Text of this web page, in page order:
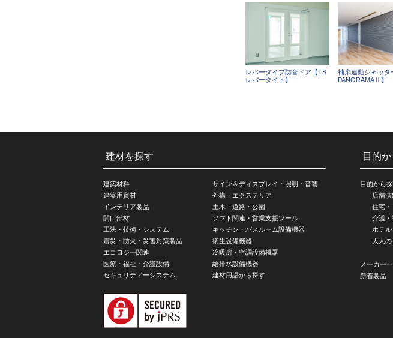
レバータイプ防音ドア【TS
レバータイト】
袖扉連動シャッタ
PANORAMAⅡ】
建材を探す
建築材料
建築用資材
インテリア製品
開口部材
工法・技術・システム
震災・防火・災害対策製品
エコロジー関連
医療・福祉・介護設備
セキュリティーシステム
サイン＆ディスプレイ・照明・音響
外構・エクステリア
土木・道路・公園
ソフト関連・営業支援ツール
キッチン・バスルーム設備機器
衛生設備機器
冷暖房・空調設備機器
給排水設備機器
建材用語から探す
目的
目的から
店舗
住宅・
介護・
ホテ
大人の
メーカー
新着製品